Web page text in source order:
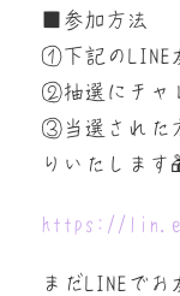
■参加方法
①下記のLINE
②抽選にチャ
③当選された
りいたします
https://
まだLINEで